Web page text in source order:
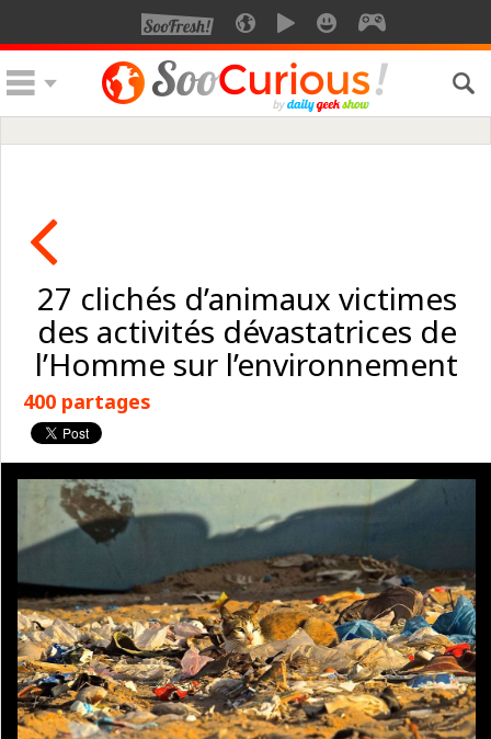
27 clichés d’animaux victimes
des activités dévastatrices de
l’Homme sur l’environnement
400 partages